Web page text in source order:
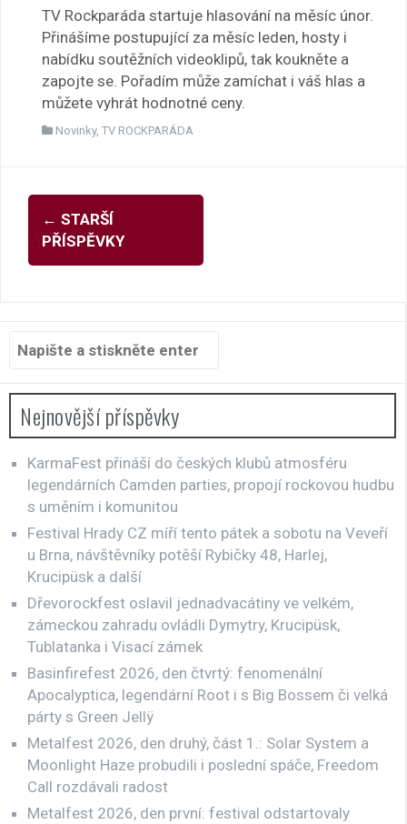
TV Rockparáda startuje hlasování na měsíc únor.
Přinášíme postupující za měsíc leden, hosty i
nabídku soutěžních videoklipů, tak koukněte a
zapojte se. Pořadím může zamíchat i váš hlas a
můžete vyhrát hodnotné ceny.
Novinky, TV ROCKPARÁDA
Navigace
pro
příspěvky
← STARŠÍ
PŘÍSPĚVKY
Hledat:
Nejnovější příspěvky
KarmaFest přináší do českých klubů atmosféru
legendárních Camden parties, propojí rockovou hudbu
s uměním i komunitou
Festival Hrady CZ míří tento pátek a sobotu na Veveří
u Brna, návštěvníky potěší Rybičky 48, Harlej,
Krucipüsk a další
Dřevorockfest oslavil jednadvacátiny ve velkém,
zámeckou zahradu ovládli Dymytry, Krucipüsk,
Tublatanka i Visací zámek
Basinfirefest 2026, den čtvrtý: fenomenální
Apocalyptica, legendární Root i s Big Bossem či velká
párty s Green Jellÿ
Metalfest 2026, den druhý, část 1.: Solar System a
Moonlight Haze probudili i poslední spáče, Freedom
Call rozdávali radost
Metalfest 2026, den první: festival odstartovaly